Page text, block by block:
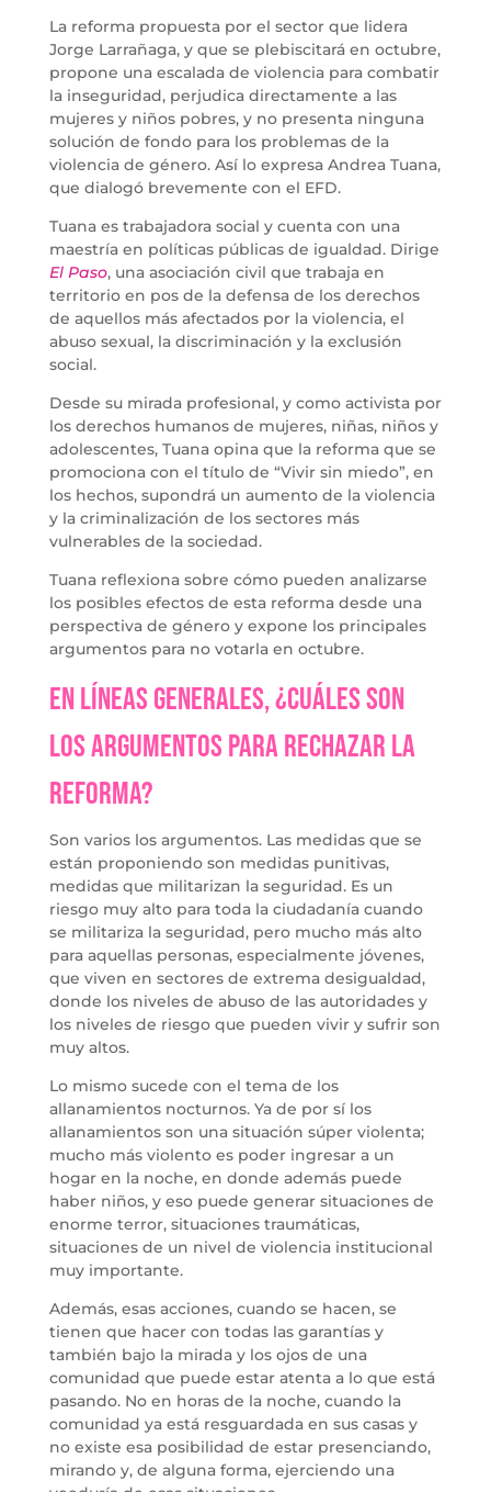
La reforma propuesta por el sector que lidera
Jorge Larrañaga, y que se plebiscitará en octubre,
propone una escalada de violencia para combatir
la inseguridad, perjudica directamente a las
mujeres y niños pobres, y no presenta ninguna
solución de fondo para los problemas de la
violencia de género. Así lo expresa Andrea Tuana,
que dialogó brevemente con el EFD.
Tuana es trabajadora social y cuenta con una
maestría en políticas públicas de igualdad. Dirige
El Paso, una asociación civil que trabaja en
territorio en pos de la defensa de los derechos
de aquellos más afectados por la violencia, el
abuso sexual, la discriminación y la exclusión
social.
Desde su mirada profesional, y como activista por
los derechos humanos de mujeres, niñas, niños y
adolescentes, Tuana opina que la reforma que se
promociona con el título de “Vivir sin miedo”, en
los hechos, supondrá un aumento de la violencia
y la criminalización de los sectores más
vulnerables de la sociedad.
Tuana reflexiona sobre cómo pueden analizarse
los posibles efectos de esta reforma desde una
perspectiva de género y expone los principales
argumentos para no votarla en octubre.
En líneas generales, ¿cuáles son
los argumentos para rechazar la
reforma?
Son varios los argumentos. Las medidas que se
están proponiendo son medidas punitivas,
medidas que militarizan la seguridad. Es un
riesgo muy alto para toda la ciudadanía cuando
se militariza la seguridad, pero mucho más alto
para aquellas personas, especialmente jóvenes,
que viven en sectores de extrema desigualdad,
donde los niveles de abuso de las autoridades y
los niveles de riesgo que pueden vivir y sufrir son
muy altos.
Lo mismo sucede con el tema de los
allanamientos nocturnos. Ya de por sí los
allanamientos son una situación súper violenta;
mucho más violento es poder ingresar a un
hogar en la noche, en donde además puede
haber niños, y eso puede generar situaciones de
enorme terror, situaciones traumáticas,
situaciones de un nivel de violencia institucional
muy importante.
Además, esas acciones, cuando se hacen, se
tienen que hacer con todas las garantías y
también bajo la mirada y los ojos de una
comunidad que puede estar atenta a lo que está
pasando. No en horas de la noche, cuando la
comunidad ya está resguardada en sus casas y
no existe esa posibilidad de estar presenciando,
mirando y, de alguna forma, ejerciendo una